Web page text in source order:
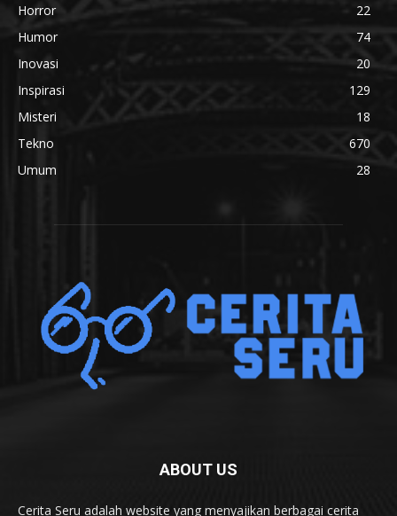
Horror
22
Humor
74
Inovasi
20
Inspirasi
129
Misteri
18
Tekno
670
Umum
28
ABOUT US
Cerita Seru adalah website yang menyajikan berbagai cerita